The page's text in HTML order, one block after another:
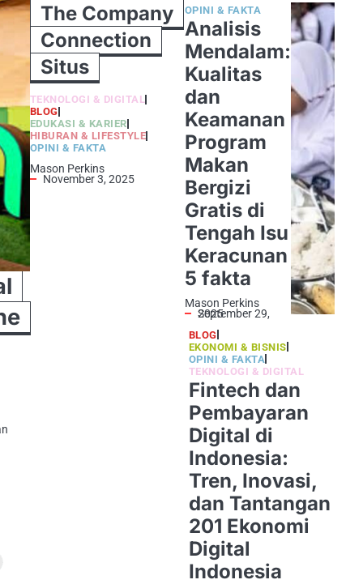
The Company
Connection
Situs
TEKNOLOGI & DIGITAL
BLOG
EDUKASI & KARIER
HIBURAN & LIFESTYLE
OPINI & FAKTA
Mason Perkins
November 3, 2025
Analisis
Mendalam:
Kualitas
dan
Keamanan
Program
Makan
Bergizi
Gratis di
Tengah Isu
Keracunan
5 fakta
OPINI & FAKTA
Mason Perkins
September 29, 2025
Fintech dan
Pembayaran
Digital di
Indonesia:
Tren, Inovasi,
dan Tantangan
201 Ekonomi
Digital
Indonesia
BLOG
EKONOMI & BISNIS
OPINI & FAKTA
TEKNOLOGI & DIGITAL